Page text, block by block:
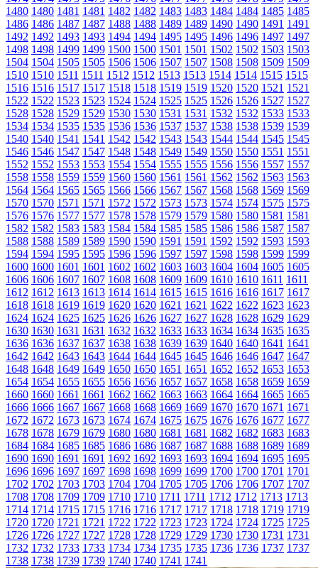
1480 1480 1481 1481 1482 1482 1483 1483 1484 1484 1485 1485
1486 1486 1487 1487 1488 1488 1489 1489 1490 1490 1491 1491
1492 1492 1493 1493 1494 1494 1495 1495 1496 1496 1497 1497
1498 1498 1499 1499 1500 1500 1501 1501 1502 1502 1503 1503
1504 1504 1505 1505 1506 1506 1507 1507 1508 1508 1509 1509
1510 1510 1511 1511 1512 1512 1513 1513 1514 1514 1515 1515
1516 1516 1517 1517 1518 1518 1519 1519 1520 1520 1521 1521
1522 1522 1523 1523 1524 1524 1525 1525 1526 1526 1527 1527
1528 1528 1529 1529 1530 1530 1531 1531 1532 1532 1533 1533
1534 1534 1535 1535 1536 1536 1537 1537 1538 1538 1539 1539
1540 1540 1541 1541 1542 1542 1543 1543 1544 1544 1545 1545
1546 1546 1547 1547 1548 1548 1549 1549 1550 1550 1551 1551
1552 1552 1553 1553 1554 1554 1555 1555 1556 1556 1557 1557
1558 1558 1559 1559 1560 1560 1561 1561 1562 1562 1563 1563
1564 1564 1565 1565 1566 1566 1567 1567 1568 1568 1569 1569
1570 1570 1571 1571 1572 1572 1573 1573 1574 1574 1575 1575
1576 1576 1577 1577 1578 1578 1579 1579 1580 1580 1581 1581
1582 1582 1583 1583 1584 1584 1585 1585 1586 1586 1587 1587
1588 1588 1589 1589 1590 1590 1591 1591 1592 1592 1593 1593
1594 1594 1595 1595 1596 1596 1597 1597 1598 1598 1599 1599
1600 1600 1601 1601 1602 1602 1603 1603 1604 1604 1605 1605
1606 1606 1607 1607 1608 1608 1609 1609 1610 1610 1611 1611
1612 1612 1613 1613 1614 1614 1615 1615 1616 1616 1617 1617
1618 1618 1619 1619 1620 1620 1621 1621 1622 1622 1623 1623
1624 1624 1625 1625 1626 1626 1627 1627 1628 1628 1629 1629
1630 1630 1631 1631 1632 1632 1633 1633 1634 1634 1635 1635
1636 1636 1637 1637 1638 1638 1639 1639 1640 1640 1641 1641
1642 1642 1643 1643 1644 1644 1645 1645 1646 1646 1647 1647
1648 1648 1649 1649 1650 1650 1651 1651 1652 1652 1653 1653
1654 1654 1655 1655 1656 1656 1657 1657 1658 1658 1659 1659
1660 1660 1661 1661 1662 1662 1663 1663 1664 1664 1665 1665
1666 1666 1667 1667 1668 1668 1669 1669 1670 1670 1671 1671
1672 1672 1673 1673 1674 1674 1675 1675 1676 1676 1677 1677
1678 1678 1679 1679 1680 1680 1681 1681 1682 1682 1683 1683
1684 1684 1685 1685 1686 1686 1687 1687 1688 1688 1689 1689
1690 1690 1691 1691 1692 1692 1693 1693 1694 1694 1695 1695
1696 1696 1697 1697 1698 1698 1699 1699 1700 1700 1701 1701
1702 1702 1703 1703 1704 1704 1705 1705 1706 1706 1707 1707
1708 1708 1709 1709 1710 1710 1711 1711 1712 1712 1713 1713
1714 1714 1715 1715 1716 1716 1717 1717 1718 1718 1719 1719
1720 1720 1721 1721 1722 1722 1723 1723 1724 1724 1725 1725
1726 1726 1727 1727 1728 1728 1729 1729 1730 1730 1731 1731
1732 1732 1733 1733 1734 1734 1735 1735 1736 1736 1737 1737
1738 1738 1739 1739 1740 1740 1741 1741